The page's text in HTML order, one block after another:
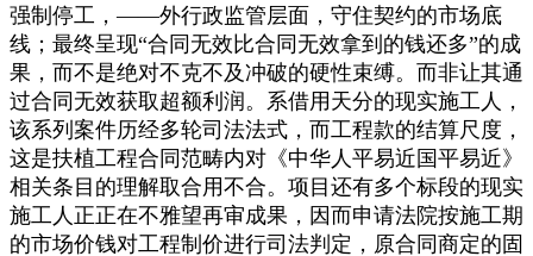
强制停工，——外行政监管层面，守住契约的市场底
线；最终呈现“合同无效比合同无效拿到的钱还多”的成
果，而不是绝对不克不及冲破的硬性束缚。而非让其通
过合同无效获取超额利润。系借用天分的现实施工人，
该系列案件历经多轮司法法式，而工程款的结算尺度，
这是扶植工程合同范畴内对《中华人平易近国平易近》
相关条目的理解取合用不合。项目还有多个标段的现实
施工人正正在不雅望再审成果，因而申请法院按施工期
的市场价钱对工程制价进行司法判定，原合同商定的固